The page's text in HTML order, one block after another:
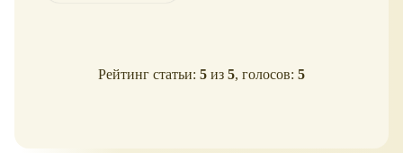
Рейтинг статьи: 5 из 5, голосов: 5